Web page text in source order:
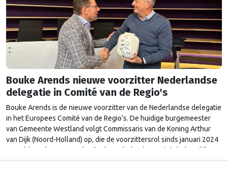
Bouke Arends nieuwe voorzitter Nederlandse
delegatie in Comité van de Regio's
Bouke Arends is de nieuwe voorzitter van de Nederlandse delegatie
in het Europees Comité van de Regio’s. De huidige burgemeester
van Gemeente Westland volgt Commissaris van de Koning Arthur
van Dijk (Noord-Holland) op, die de voorzittersrol sinds januari 2024
vervulde. Volgens Arends zijn de Nederlandse regio’s behoorlijk